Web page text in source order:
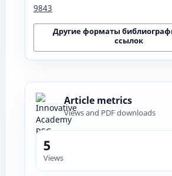
9843
Другие форматы
ссылок
Article metrics
Views and PDF downloads
5
Views